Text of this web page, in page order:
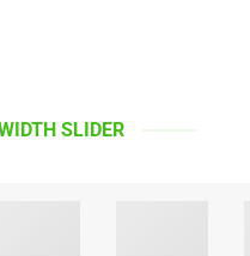
SLIDER